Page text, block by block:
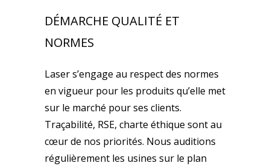
DÉMARCHE QUALITÉ ET
NORMES
Laser s’engage au respect des normes
en vigueur pour les produits qu’elle met
sur le marché pour ses clients.
Traçabilité, RSE, charte éthique sont au
cœur de nos priorités. Nous auditions
régulièrement les usines sur le plan